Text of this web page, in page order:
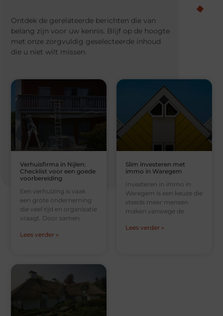
Ontdek de gerelateerde berichten die van
belang zijn voor uw kennis. Blijf op de hoogte
met onze zorgvuldig geselecteerde inhoud
die u niet wilt missen.
Verhuisfirma in Nijlen:
Checklist voor een goede
voorbereiding
Een verhuizing is vaak
een grote onderneming
die veel tijd en organisatie
vraagt. Door samen
Lees verder »
Slim investeren met
immo in Waregem
Investeren in immo in
Waregem is een keuze die
steeds meer mensen
maken vanwege de
Lees verder »